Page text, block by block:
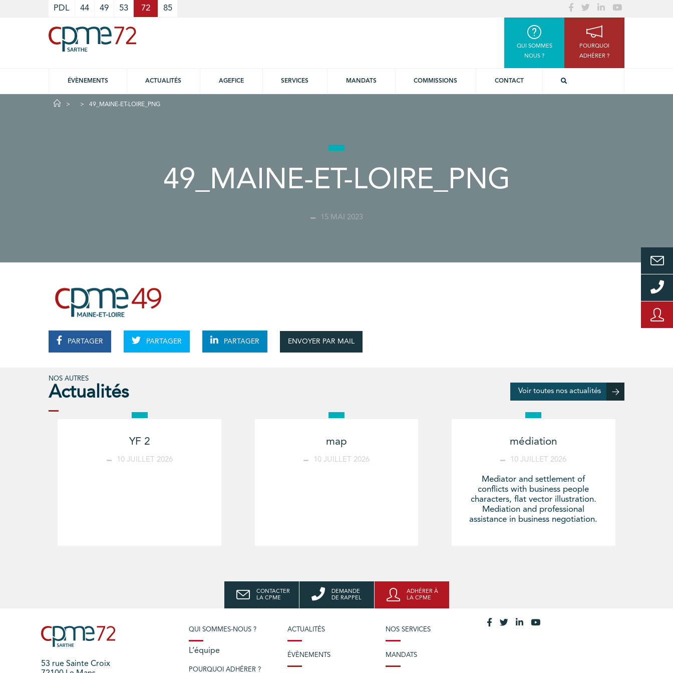
PDL 44 49 53 72 85
QUI SOMMES
NOUS ?
POURQUOI
ADHÉRER ?
ÉVÈNEMENTS ACTUALITÉS AGEFICE SERVICES MANDATS COMMISSIONS CONTACT
49_MAINE-ET-LOIRE_PNG
49_MAINE-ET-LOIRE_PNG
15 MAI 2023
PARTAGER PARTAGER PARTAGER ENVOYER PAR MAIL
NOS AUTRES
Actualités Voir toutes nos actualités
YF 2
10 JUILLET 2026
map
10 JUILLET 2026
médiation
10 JUILLET 2026
Mediator and settlement of
conflicts with business people
characters, flat vector illustration.
Mediation and professional
assistance in business negotiation.
CONTACTER
LA CPME
DEMANDE
DE RAPPEL
ADHÉRER À
LA CPME
53 rue Sainte Croix
QUI SOMMES-NOUS ?
L’équipe
POURQUOI ADHÉRER ?
ACTUALITÉS
ÉVÈNEMENTS
NOS SERVICES
MANDATS
Cookies management panel